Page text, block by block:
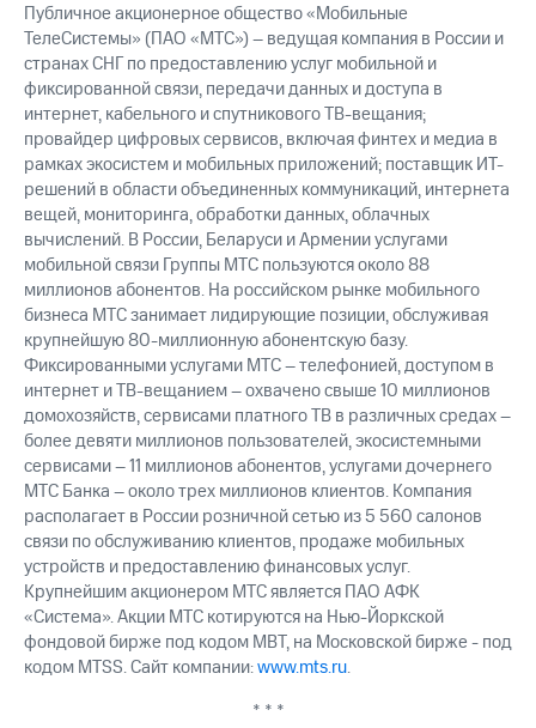
деловая этика
На главную
Публичное акционерное общество «Мобильные
ТелеСистемы» (ПАО «МТС») – ведущая компания в России и
странах СНГ по предоставлению услуг мобильной и
фиксированной связи, передачи данных и доступа в
интернет, кабельного и спутникового ТВ-вещания;
провайдер цифровых сервисов, включая финтех и медиа в
рамках экосистем и мобильных приложений; поставщик ИТ-
решений в области объединенных коммуникаций, интернета
вещей, мониторинга, обработки данных, облачных
вычислений. В России, Беларуси и Армении услугами
мобильной связи Группы МТС пользуются около 88
миллионов абонентов. На российском рынке мобильного
бизнеса МТС занимает лидирующие позиции, обслуживая
крупнейшую 80-миллионную абонентскую базу.
Фиксированными услугами МТС – телефонией, доступом в
интернет и ТВ-вещанием – охвачено свыше 10 миллионов
домохозяйств, сервисами платного ТВ в различных средах –
более девяти миллионов пользователей, экосистемными
сервисами – 11 миллионов абонентов, услугами дочернего
МТС Банка – около трех миллионов клиентов. Компания
располагает в России розничной сетью из 5 560 салонов
связи по обслуживанию клиентов, продаже мобильных
устройств и предоставлению финансовых услуг.
Крупнейшим акционером МТС является ПАО АФК
«Система». Акции МТС котируются на Нью-Йоркской
фондовой бирже под кодом MBT, на Московской бирже - под
кодом MTSS. Сайт компании:www.mts.ru.
* * *